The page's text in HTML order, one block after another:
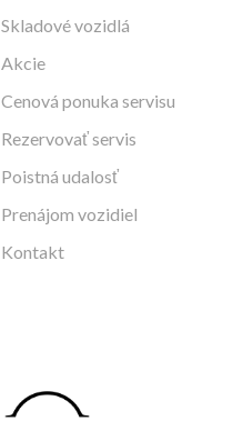
Skladové vozidlá
Akcie
Cenová ponuka servisu
Rezervovať servis
Poistná udalosť
Prenájom vozidiel
Kontakt